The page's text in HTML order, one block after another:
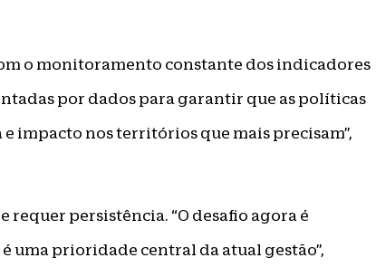
o monitoramento constante dos indicadores
por dados para garantir que as políticas
impacto nos territórios que mais precisam”,
requer persistência. “O desafio agora é
uma prioridade central da atual gestão”,